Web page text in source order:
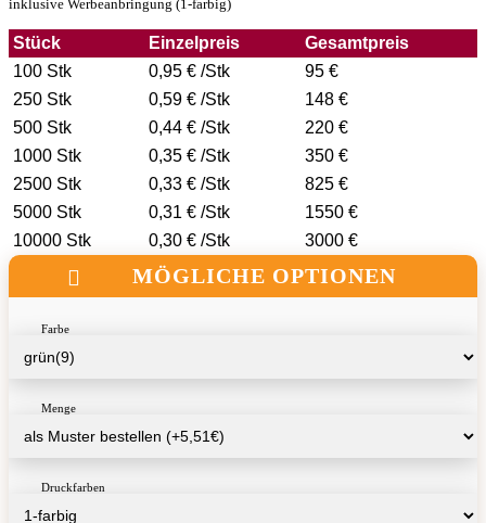
inklusive Werbeanbringung (1-farbig)
Stück Einzelpreis
Gesamtpreis
100 Stk
0,95 € /Stk
95 €
250 Stk
0,59 € /Stk
148 €
500 Stk
0,44 € /Stk
220 €
1000 Stk
0,35 € /Stk
350 €
2500 Stk
0,33 € /Stk
825 €
5000 Stk
0,31 € /Stk
1550 €
10000 Stk
0,30 € /Stk 3000 €
MÖGLICHE OPTIONEN
Farbe
Menge
Druckfarben